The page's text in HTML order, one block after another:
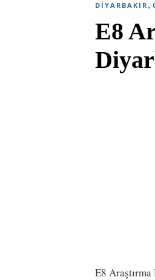
DIYARBAKIR ,
E8
E8